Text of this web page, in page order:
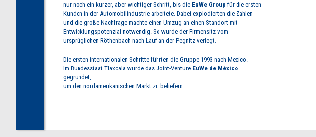
nur noch ein kurzer, aber wichtiger Schritt, bis die EuWe Group für die ersten
Kunden in der Automobilindustrie arbeitete. Dabei explodierten die Zahlen
und die große Nachfrage machte einen Umzug an einen Standort mit
Entwicklungspotenzial notwendig. So wurde der Firmensitz vom
ursprüglichen Röthenbach nach Lauf an der Pegnitz verlegt.
Die ersten internationalen Schritte führten die Gruppe 1993 nach Mexico.
Im Bundesstaat Tlaxcala wurde das Joint-Venture EuWe de México
gegründet,
um den nordamerikanischen Markt zu beliefern.